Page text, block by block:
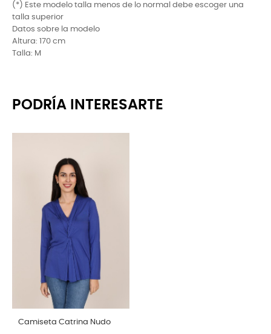
(*) Este modelo talla menos de lo normal debe escoger una
talla superior
Datos sobre la modelo
Altura: 170 cm
Talla: M
PODRÍA INTERESARTE
Camiseta Catrina Nudo